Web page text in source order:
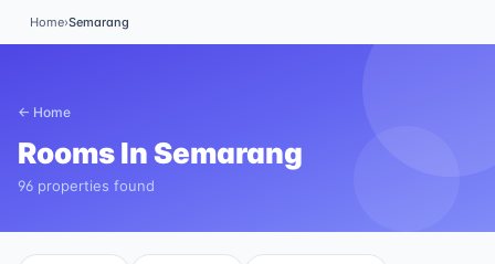
Home›Semarang
← Home
Rooms InSemarang
96 properties found